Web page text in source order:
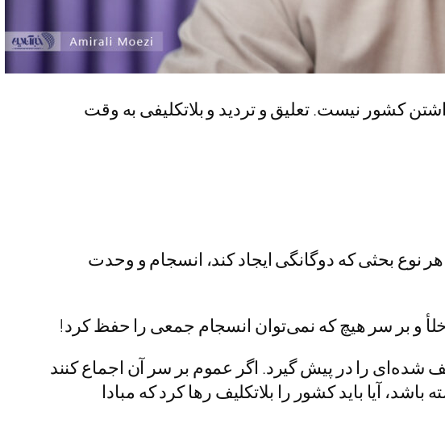
کشور نیست. تعلیق و تردید و بلاتکلیفی به وقت
بحثی که دوگانگی ایجاد کند، انسجام و وحدت
و بر سر هیچ که نمی‌توان انسجام جمعی را حفظ کرد!
را در پیش گیرد. اگر عموم بر سر آن اجماع کنند
آیا باید کشور را بلاتکلیف رها کرد که مبادا